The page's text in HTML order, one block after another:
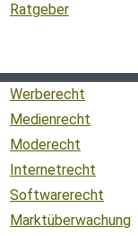
Ratgeber
Werberecht
Medienrecht
Moderecht
Internetrecht
Softwarerecht
Marktüberwachung